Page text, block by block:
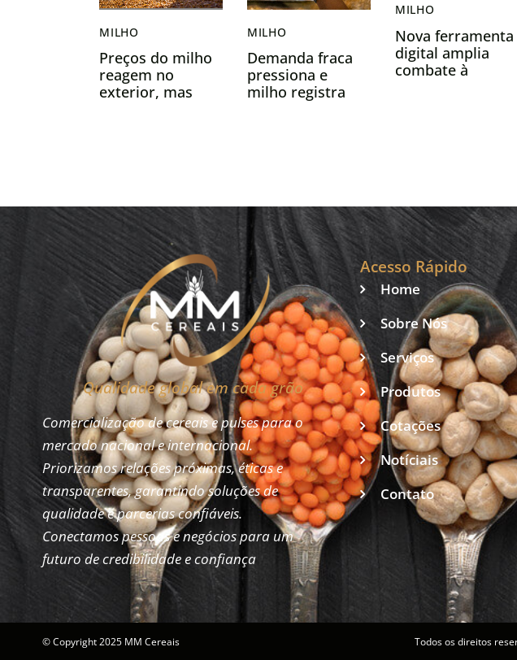
MILHO
Preços do milho
reagem no
exterior, mas
MILHO
Demanda fraca
pressiona e
milho registra
MILHO
Nova ferramenta
digital amplia
combate à
Qualidade global em cada grão
Comercialização de cereais e pulses para o
mercado nacional e internacional.
Priorizamos relações próximas, éticas e
transparentes, garantindo soluções de
qualidade e parcerias confiáveis.
Conectamos pessoas e negócios para um
futuro de credibilidade e confiança
Acesso Rápido
Home
Sobre Nós
Serviços
Produtos
Cotações
Notíciais
Contato
© Copyright 2025 MM Cereais Todos os direitos